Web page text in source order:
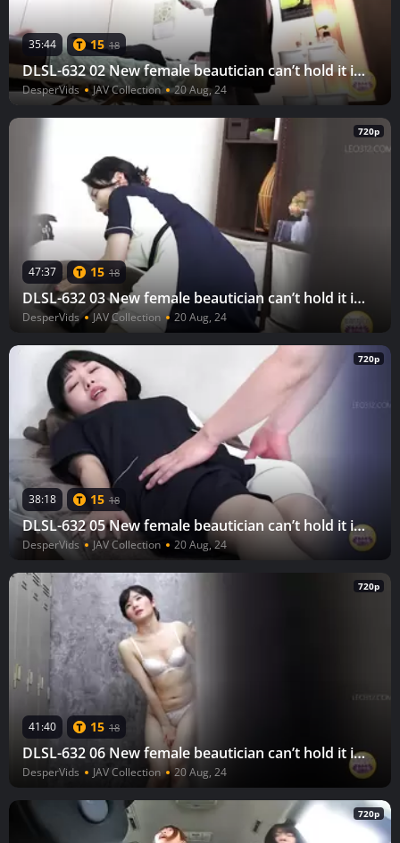
35:44 15 18
DLSL-632 02 New female beautician can’t hold it in any longer and pees herself.
DesperVids JAV Collection 20 Aug, 24
720p
47:37 15 18
DLSL-632 03 New female beautician can’t hold it in any longer and pees herself.
DesperVids JAV Collection 20 Aug, 24
720p
38:18 15 18
DLSL-632 05 New female beautician can’t hold it in any longer and pees herself.
DesperVids JAV Collection 20 Aug, 24
720p
41:40 15 18
DLSL-632 06 New female beautician can’t hold it in any longer and pees herself.
DesperVids JAV Collection 20 Aug, 24
720p